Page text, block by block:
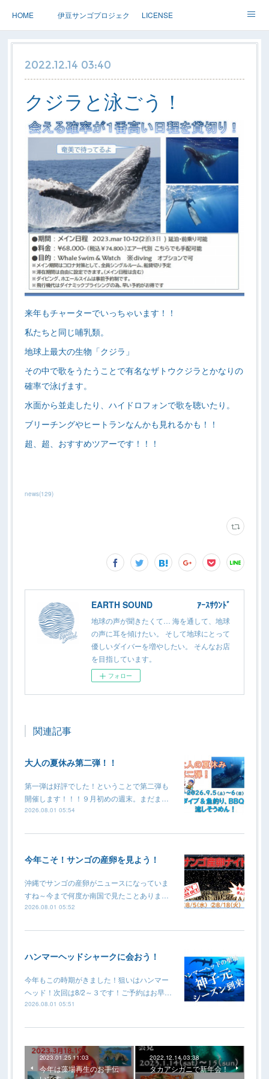
HOME 伊豆サンゴプロジェクト LICENSE
体験ダイブ 親子ダイブ ステップアップ ツアー情報
2022.12.14 03:40
クジラと泳ごう！
来年もチャーターでいっちゃいます！！
私たちと同じ哺乳類。
地球上最大の生物「クジラ」
その中で歌をうたうことで有名なザトウクジラとかなりの
確率で泳げます。
水面から並走したり、ハイドロフォンで歌を聴いたり。
ブリーチングやヒートランなんかも見れるかも！！
超、超、おすすめツアーです！！！
news(129)
EARTH SOUND ｱｰｽｻｳﾝﾄﾞ
地球の声が聞きたくて… 海を通して、地球
の声に耳を傾けたい。 そして地球にとって
優しいダイバーを増やしたい。 そんなお店
を目指しています。
フォロー
関連記事
大人の夏休み第二弾！！
第一弾は好評でした！ということで第二弾も
開催します！！！９月初めの週末。まだま…
2026.08.01 05:54
今年こそ！サンゴの産卵を見よう！
沖縄でサンゴの産卵がニュースになっていま
すね～今まで何度か南国で見たことありま…
2026.08.01 05:52
ハンマーヘッドシャークに会おう！
今年もこの時期がきました！狙いはハンマー
ヘッド！次回は8/2～３です！ご予約はお早…
2026.08.01 05:51
2023.01.25 11:03
今年は藻場再生のお手伝
2022.12.14 03:38
タカアシガニで新年会！